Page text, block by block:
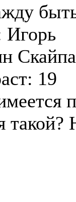
19
такой?